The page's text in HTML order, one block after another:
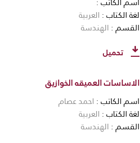
لغة الكتاب العربية
القسم الهندسة
تحميل
الاساسات العميقه الخوازيق
اسم الكاتب احمد عصام
لغة الكتاب العربية
القسم الهندسة